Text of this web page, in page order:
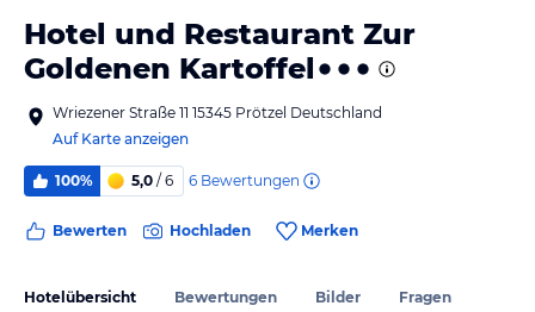
Hotel und Restaurant Zur
Goldenen Kartoffel
Wriezener Straße 11 15345 Prötzel Deutschland
Auf Karte anzeigen
100% 5,0 / 6 6 Bewertungen
Bewerten Hochladen Merken
Hotelübersicht Bewertungen Bilder Fragen